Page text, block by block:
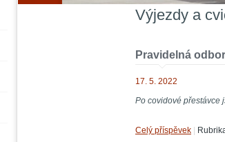
Výjezdy a
Pravidelná
17. 5. 2022
Po covidové přestávce
Celý příspěvek